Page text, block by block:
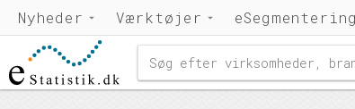
Nyheder Værktøjer eSegmentering